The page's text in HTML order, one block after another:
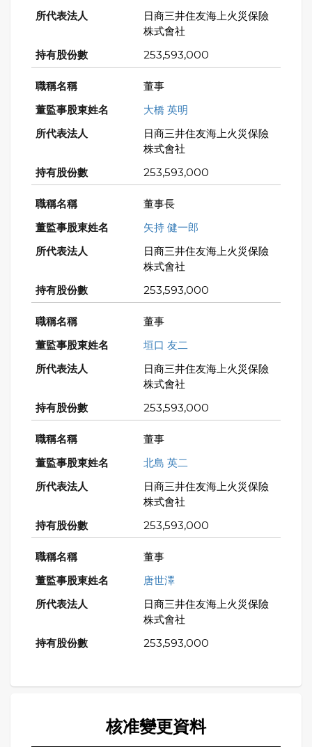
日商三井住友海上火災保險
株式會社
253,593,000
董事
大橋 英明
日商三井住友海上火災保險
株式會社
253,593,000
董事長
矢持 健一郎
日商三井住友海上火災保險
株式會社
253,593,000
董事
垣口 友二
日商三井住友海上火災保險
株式會社
253,593,000
董事
北島 英二
日商三井住友海上火災保險
株式會社
253,593,000
董事
唐世澤
日商三井住友海上火災保險
株式會社
253,593,000
核准變更資料